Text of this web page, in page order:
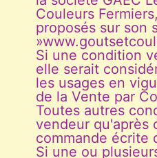
Couleurs
proposés sur son
Si une condition
elle serait
les usages en
de la Vente par
Toutes autres
vendeur qu'après
commande écrite
Si une ou